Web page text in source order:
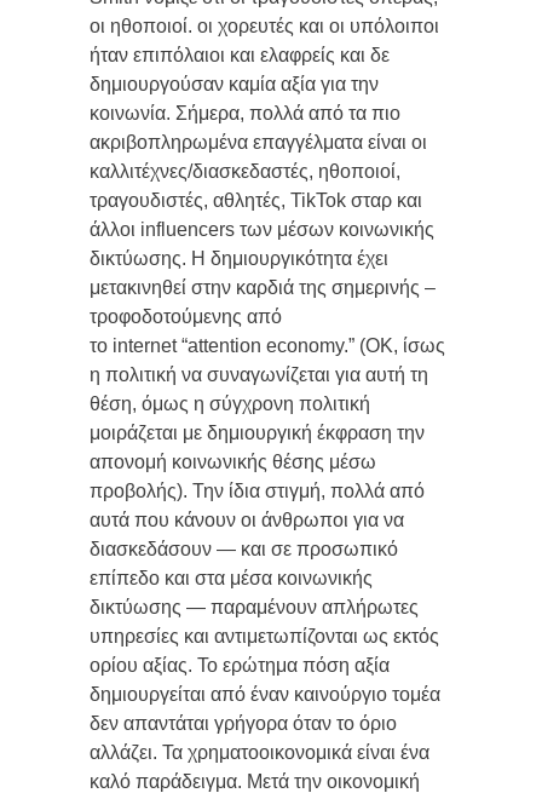
οι ηθοποιοί. οι χορευτές και οι υπόλοιποι
ήταν επιπόλαιοι και ελαφρείς και δε
δημιουργούσαν καμία αξία για την
κοινωνία. Σήμερα, πολλά από τα πιο
ακριβοπληρωμένα επαγγέλματα είναι οι
καλλιτέχνες/διασκεδαστές, ηθοποιοί,
τραγουδιστές, αθλητές, TikTok σταρ και
άλλοι influencers των μέσων κοινωνικής
δικτύωσης. Η δημιουργικότητα έχει
μετακινηθεί στην καρδιά της σημερινής –
τροφοδοτούμενης από
το internet “attention economy.” (OK, ίσως
η πολιτική να συναγωνίζεται για αυτή τη
θέση, όμως η σύγχρονη πολιτική
μοιράζεται με δημιουργική έκφραση την
απονομή κοινωνικής θέσης μέσω
προβολής). Την ίδια στιγμή, πολλά από
αυτά που κάνουν οι άνθρωποι για να
διασκεδάσουν — και σε προσωπικό
επίπεδο και στα μέσα κοινωνικής
δικτύωσης — παραμένουν απλήρωτες
υπηρεσίες και αντιμετωπίζονται ως εκτός
ορίου αξίας. Το ερώτημα πόση αξία
δημιουργείται από έναν καινούργιο τομέα
δεν απαντάται γρήγορα όταν το όριο
αλλάζει. Τα χρηματοοικονομικά είναι ένα
καλό παράδειγμα. Μετά την οικονομική